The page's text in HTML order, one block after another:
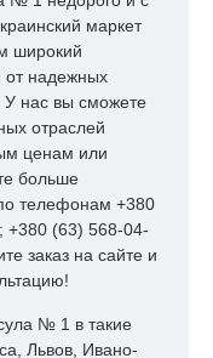
Твердые
Твердые
Поскольку стоимость
и цена твердых
просим Вас точную
для
, нужно для
капсула из
маркет
широкий
от надежных
У нас вы сможете
отраслей
ценам или
больше
телефонам +380
+380 (63) 568-04-
заказ на сайте и
№ 1 в такие
Львов, Ивано-